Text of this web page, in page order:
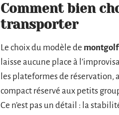
Comment bien
transporter
Le choix du modèle de
laisse aucune place à
les plateformes de
compact réservé aux petits
Ce n’est pas un détail : la